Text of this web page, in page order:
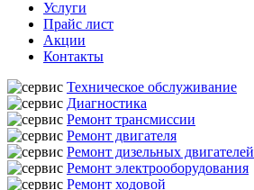
Услуги
Прайс лист
Акции
Контакты
Техническое обслуживание
Диагностика
Ремонт трансмиссии
Ремонт двигателя
Ремонт дизельных двигателей
Ремонт электрооборудования
Ремонт ходовой